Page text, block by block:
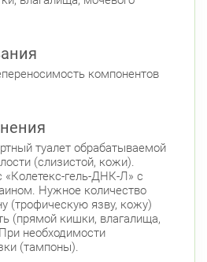
компонентов
туалет обрабатываемой
(слизистой, кожи).
«Колетекс-гель-ДНК-Л» с
Нужное количество
(трофическую язву, кожу)
(прямой кишки, влагалища,
необходимости
(тампоны).